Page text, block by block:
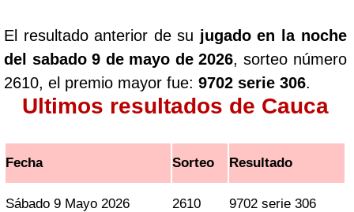
El resultado anterior de su jugado en la noche
del sabado 9 de mayo de 2026, sorteo número
2610, el premio mayor fue: 9702 serie 306.
Ultimos resultados de Cauca
Fecha Sorteo Resultado
Sábado 9 Mayo 2026 2610 9702 serie 306